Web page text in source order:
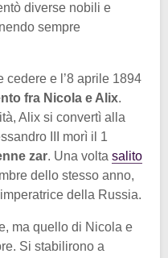
diverse nobili e
sempre
cedere e l’8 aprile 1894
fra Nicola e Alix.
Alix si convertì alla
III morì il 1
zar. Una volta salito
dello stesso anno,
della Russia.
ma quello di Nicola e
Si stabilirono a